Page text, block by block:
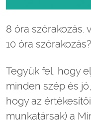
8 óra szórakozás.
10 óra szórakozás?
Tegyük fel, hogy
minden szép és
hogy az
munkatársak) a